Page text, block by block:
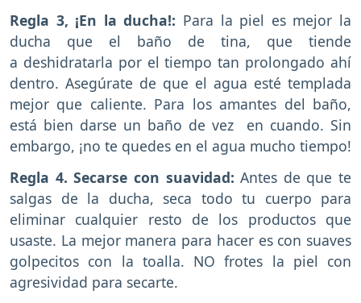
Regla 3, ¡En la ducha!: Para la piel es mejor la
ducha que el baño de tina, que tiende
a deshidratarla por el tiempo tan prolongado ahí
dentro. Asegúrate de que el agua esté templada
mejor que caliente. Para los amantes del baño,
está bien darse un baño de vez en cuando. Sin
embargo, ¡no te quedes en el agua mucho tiempo!
Regla 4. Secarse con suavidad:Antes de que te
salgas de la ducha, seca todo tu cuerpo para
eliminar cualquier resto de los productos que
usaste. La mejor manera para hacer es con suaves
golpecitos con la toalla. NO frotes la piel con
agresividad para secarte.